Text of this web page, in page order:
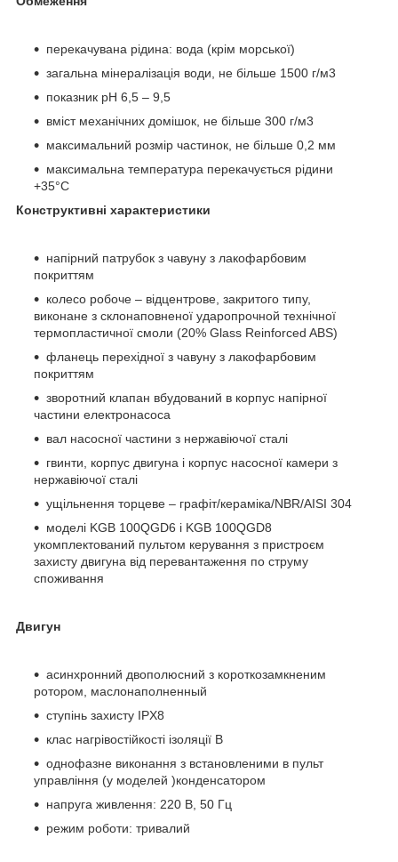
перекачувана рідина: вода (крім морської)
загальна мінералізація води, не більше 1500 г/м3
показник рН 6,5 – 9,5
вміст механічних домішок, не більше 300 г/м3
максимальний розмір частинок, не більше 0,2 мм
максимальна температура перекачується рідини
+35°С
Конструктивні характеристики
напірний патрубок з чавуну з лакофарбовим
покриттям
колесо робоче – відцентрове, закритого типу,
виконане з склонаповненої ударопрочной технічної
термопластичної смоли (20% Glass Reinforced ABS)
фланець перехідної з чавуну з лакофарбовим
покриттям
зворотний клапан вбудований в корпус напірної
частини електронасоса
вал насосної частини з нержавіючої сталі
гвинти, корпус двигуна і корпус насосної камери з
нержавіючої сталі
ущільнення торцеве – графіт/кераміка/NBR/AISI 304
моделі KGB 100QGD6 і KGB 100QGD8
укомплектований пультом керування з пристроєм
захисту двигуна від перевантаження по струму
споживання
Двигун
асинхронний двополюсний з короткозамкненим
ротором, маслонаполненный
ступінь захисту IPX8
клас нагрівостійкості ізоляції В
однофазне виконання з встановленими в пульт
управління (у моделей )конденсатором
напруга живлення: 220 В, 50 Гц
режим роботи: тривалий